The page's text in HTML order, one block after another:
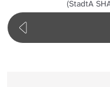
(StadtA